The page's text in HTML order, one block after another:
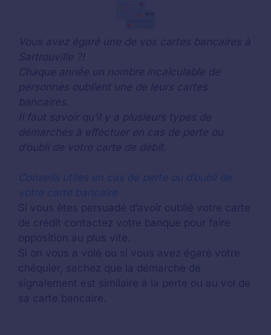
Vous avez égaré une de vos cartes bancaires à
Sartrouville ?!
Chaque année un nombre incalculable de
personnes oublient une de leurs cartes
bancaires.
Il faut savoir qu’il y a plusieurs types de
démarches à effectuer en cas de perte ou
d’oubli de votre carte de débit.
Conseils utiles en cas de perte ou d’oubli de
votre carte bancaire
Si vous êtes persuadé d’avoir oublié votre carte
de crédit contactez votre banque pour faire
opposition au plus vite.
Si on vous a volé ou si vous avez égaré votre
chéquier, sachez que la démarche de
signalement est similaire à la perte ou au vol de
sa carte bancaire.